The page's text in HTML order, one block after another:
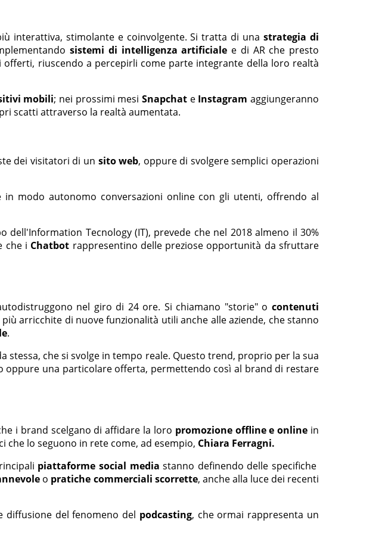
interattiva, stimolante e coinvolgente. Si tratta di unastrategia di
sistemi di intelligenza artificiale e di AR che presto
riuscendo a percepirli come parte integrante della loro realtà
mobili; nei prossimi mesiSnapchat e Instagram aggiungeranno
scatti attraverso la realtà aumentata.
dei visitatori di un sito web, oppure di svolgere semplici operazioni
modo autonomo conversazioni online con gli utenti, offrendo al
dell'Information Tecnology (IT), prevede che nel 2018 almeno il 30%
che i Chatbot rappresentino delle preziose opportunità da sfruttare
nel giro di 24 ore. Si chiamano "storie" ocontenuti
arricchite di nuove funzionalità utili anche alle aziende, che stanno
.
che si svolge in tempo reale. Questo trend, proprio per la sua
una particolare offerta, permettendo così al brand di restare
i brand scelgano di affidare la loro promozione offline e online in
che lo seguono in rete come, ad esempio, Chiara Ferragni.
piattaforme social media stanno definendo delle specifiche
o pratiche commerciali scorrette, anche alla luce dei recenti
diffusione del fenomeno del podcasting, che ormai rappresenta un